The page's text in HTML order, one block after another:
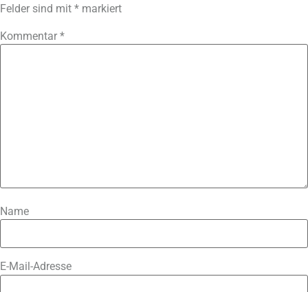
Felder sind mit * markiert
Kommentar *
Name
E-Mail-Adresse